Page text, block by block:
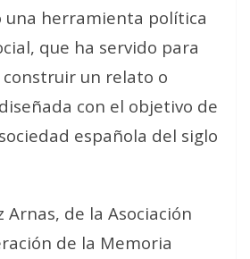
una herramienta política
que ha servido para
un relato o
con el objetivo de
española del siglo
Arnas, de la Asociación
de la Memoria